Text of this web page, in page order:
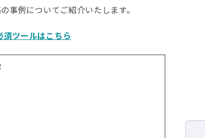
事例についてご紹介いたします。
ツールはこちら